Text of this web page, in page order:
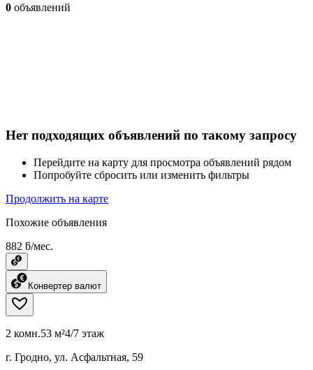
0 объявлений
Нет подходящих объявлений по такому запросу
Перейдите на карту для просмотра объявлений рядом
Попробуйте сбросить или изменить фильтры
Продолжить на карте
Похожие объявления
882 ƃ/мес.
Конвертер валют
2 комн.53 м²4/7 этаж
г. Гродно, ул. Асфальтная, 59